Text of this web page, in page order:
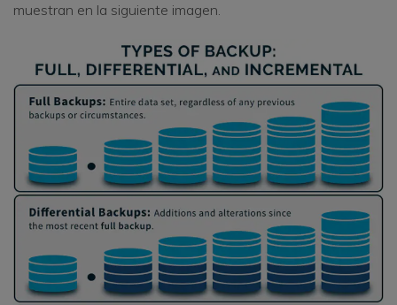
muestran en la siguiente imagen.